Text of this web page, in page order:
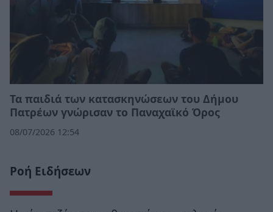
Τα παιδιά των κατασκηνώσεων του Δήμου
Πατρέων γνώρισαν το Παναχαϊκό Όρος
08/07/2026 12:54
Ροή Ειδήσεων